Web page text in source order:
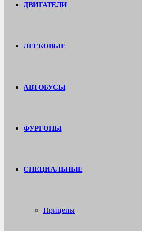
ДВИГАТЕЛИ
ЛЕГКОВЫЕ
АВТОБУСЫ
ФУРГОНЫ
СПЕЦИАЛЬНЫЕ
Прицепы